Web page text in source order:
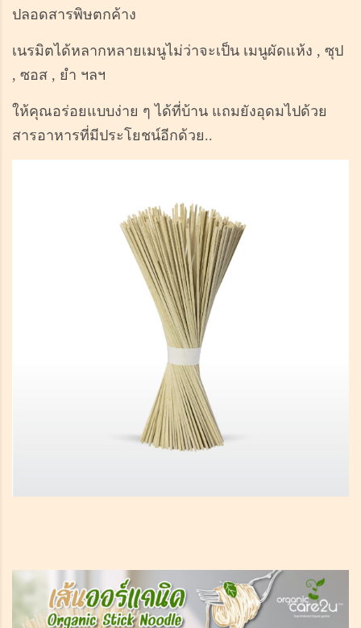
ปลอดสารพิษตกค้าง
เนรมิตได้หลากหลายเมนูไม่ว่าจะเป็น เมนูผัดแห้ง , ซุป
, ซอส , ยำ ฯลฯ
ให้คุณอร่อยแบบง่าย ๆ ได้ที่บ้าน แถมยังอุดมไปด้วย
สารอาหารที่มีประโยชน์อีกด้วย..